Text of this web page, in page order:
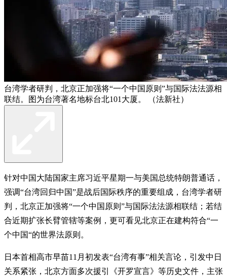
台湾学者研判，北京正加强将“一个中国原则”与国际法法源相
联结。图为台湾著名地标台北101大厦。 （法新社）
针对中国大陆国家主席习近平星期一与美国总统特朗普通话，
强调“台湾回归中国”是战后国际秩序的重要组成，台湾学者研
判，北京正加强将“一个中国原则”与国际法法源相联结；若结
合近期扩张长臂管辖等案例，更可看见北京正在建构符合“一
个中国“的世界法原则。
日本首相高市早苗11月初发表“台湾有事”相关言论，引发中日
关系紧张，北京方面多次援引《开罗宣言》等历史文件，主张